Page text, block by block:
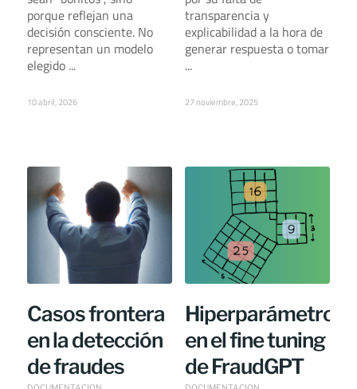
porque reflejan una
decisión consciente. No
representan un modelo
elegido ...
10 abril, 2026
transparencia y
explicabilidad a la hora de
generar respuesta o tomar
...
27 noviembre, 2025
Casos frontera
en la detección
de fraudes
Hiperparámetros
en el fine tuning
de FraudGPT